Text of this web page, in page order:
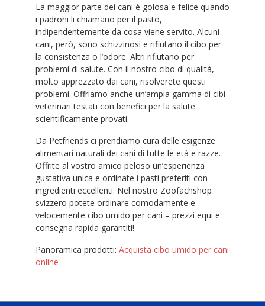
La maggior parte dei cani è golosa e felice quando
i padroni li chiamano per il pasto,
indipendentemente da cosa viene servito. Alcuni
cani, però, sono schizzinosi e rifiutano il cibo per
la consistenza o l’odore. Altri rifiutano per
problemi di salute. Con il nostro cibo di qualità,
molto apprezzato dai cani, risolverete questi
problemi. Offriamo anche un’ampia gamma di cibi
veterinari testati con benefici per la salute
scientificamente provati.
Da Petfriends ci prendiamo cura delle esigenze
alimentari naturali dei cani di tutte le età e razze.
Offrite al vostro amico peloso un’esperienza
gustativa unica e ordinate i pasti preferiti con
ingredienti eccellenti. Nel nostro Zoofachshop
svizzero potete ordinare comodamente e
velocemente cibo umido per cani – prezzi equi e
consegna rapida garantiti!
Panoramica prodotti: Acquista cibo umido per cani
online